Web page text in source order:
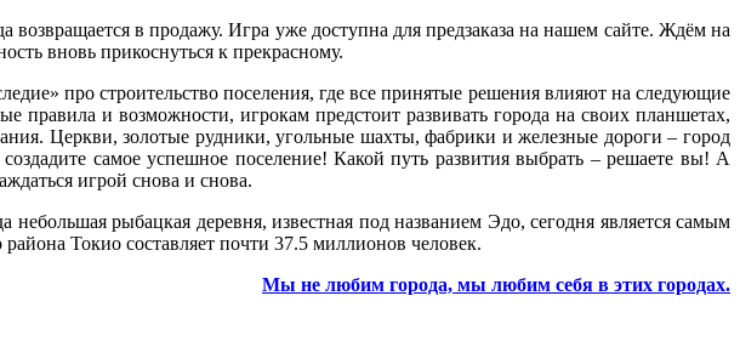
возвращается в продажу. Игра уже доступна для предзаказа на нашем сайте. Ждём на
вновь прикоснуться к прекрасному.
про строительство поселения, где все принятые решения влияют на следующие
и возможности, игрокам предстоит развивать города на своих планшетах,
Церкви, золотые рудники, угольные шахты, фабрики и железные дороги – город
самое успешное поселение! Какой путь развития выбрать – решаете вы! А
игрой снова и снова.
рыбацкая деревня, известная под названием Эдо, сегодня является самым
Токио составляет почти 37.5 миллионов человек.
Мы не любим города, мы любим себя в этих городах.